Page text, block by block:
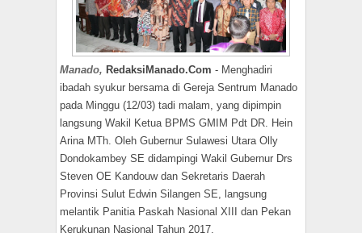
Manado, RedaksiManado.Com - Menghadiri
ibadah syukur bersama di Gereja Sentrum Manado
pada Minggu (12/03) tadi malam, yang dipimpin
langsung Wakil Ketua BPMS GMIM Pdt DR. Hein
Arina MTh. Oleh Gubernur Sulawesi Utara Olly
Dondokambey SE didampingi Wakil Gubernur Drs
Steven OE Kandouw dan Sekretaris Daerah
Provinsi Sulut Edwin Silangen SE, langsung
melantik Panitia Paskah Nasional XIII dan Pekan
Kerukunan Nasional Tahun 2017.